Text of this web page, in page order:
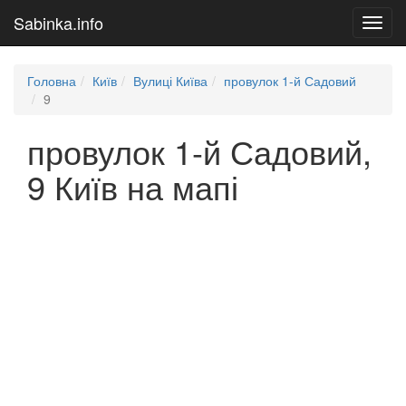
Sabinka.info
Головна Київ Вулиці Київа
провулок 1-й Садовий
9
провулок 1-й Садовий,
9 Київ на мапі